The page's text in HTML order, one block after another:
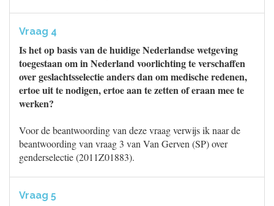
Vraag 4
Is het op basis van de huidige Nederlandse wetgeving
toegestaan om in Nederland voorlichting te verschaffen
over geslachtsselectie anders dan om medische redenen,
ertoe uit te nodigen, ertoe aan te zetten of eraan mee te
werken?
Voor de beantwoording van deze vraag verwijs ik naar de
beantwoording van vraag 3 van Van Gerven (SP) over
genderselectie (2011Z01883).
Vraag 5